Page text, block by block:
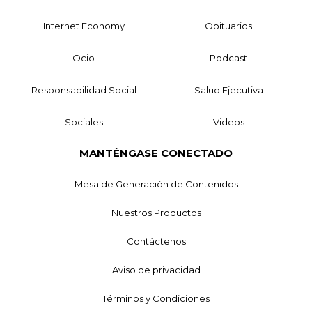
Internet Economy Obituarios
Ocio Podcast
Responsabilidad Social Salud Ejecutiva
Sociales Videos
MANTÉNGASE CONECTADO
Mesa de Generación de Contenidos
Nuestros Productos
Contáctenos
Aviso de privacidad
Términos y Condiciones